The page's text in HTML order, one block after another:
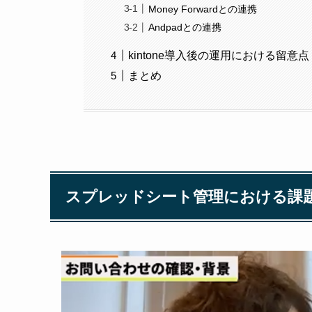
Money Forwardとの連携
Andpadとの連携
kintone導入後の運用における留意点
まとめ
スプレッドシート管理における課